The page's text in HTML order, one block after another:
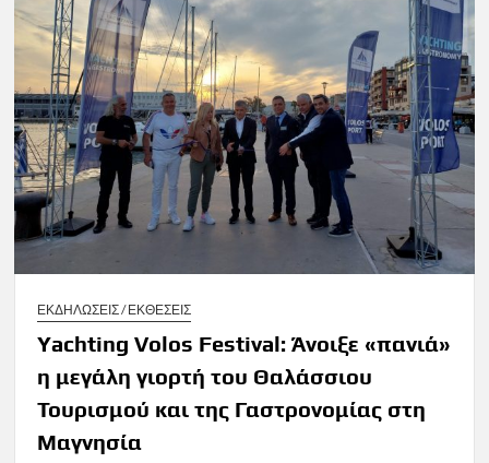
ΕΚΔΗΛΩΣΕΙΣ / ΕΚΘΕΣΕΙΣ
Yachting Volos Festival: Άνοιξε «πανιά»
η μεγάλη γιορτή του Θαλάσσιου
Τουρισμού και της Γαστρονομίας στη
Μαγνησία